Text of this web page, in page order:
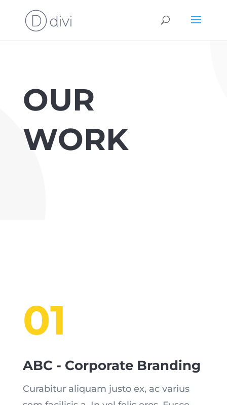
OUR
WORK
01
ABC - Corporate Branding
Curabitur aliquam justo ex, ac varius